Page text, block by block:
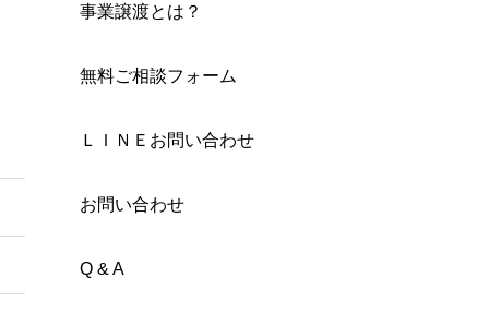
事業譲渡とは？
無料ご相談フォーム
ＬＩＮＥお問い合わせ
お問い合わせ
Q & A